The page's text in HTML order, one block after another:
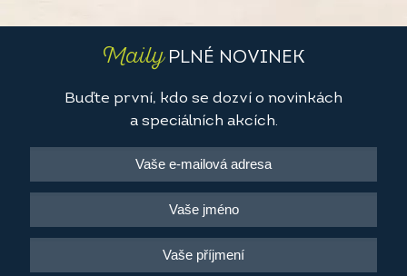
MailyPLNÉ NOVINEK
Buďte první, kdo se dozví o novinkách
a speciálních akcích.